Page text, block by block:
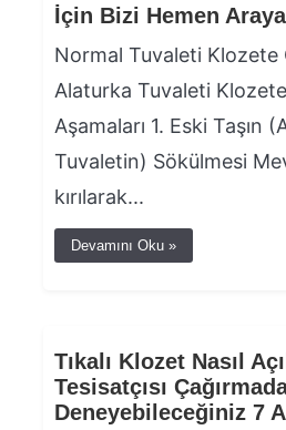
İçin Bizi Hemen
Normal Tuvaleti Klozete
Alaturka Tuvaleti
Aşamaları 1. Eski Taşın
Tuvaletin) Sökülmesi
kırılarak...
Devamını Oku »
Tıkalı Klozet Nasıl
Tesisatçısı
Deneyebileceğiniz 7